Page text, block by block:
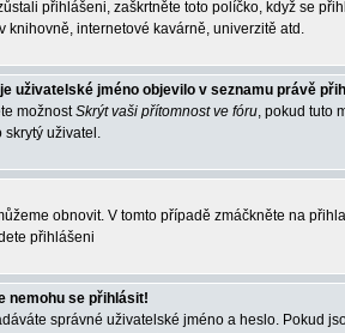
přihlášeni, zaškrtněte toto políčko, když se
knihovně, internetové kavárně, univerzitě atd.
uživatelské jméno objevilo v seznamu právě
možnostSkrýt vaši přítomnost ve fóru, pokud tuto
skrytý uživatel.
obnovit. V tomto případě zmáčkněte na
přihlášeni
nemohu se přihlásit!
správné uživatelské jméno a heslo. Pokud